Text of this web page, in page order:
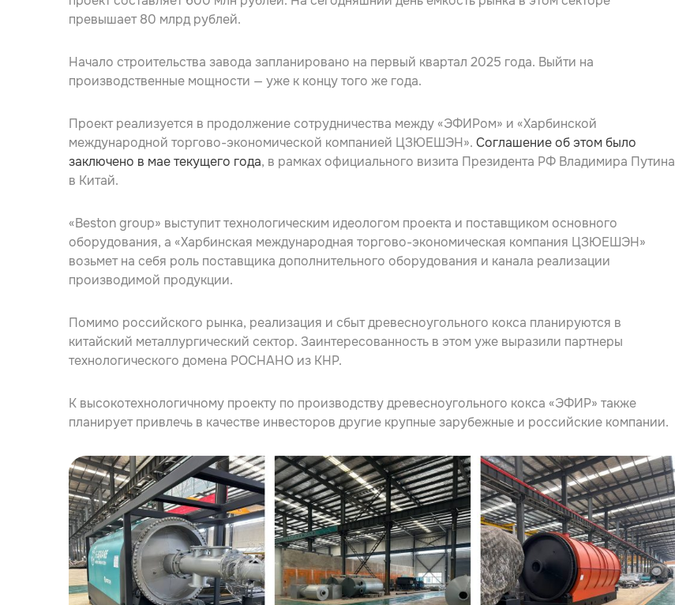
превышает 80 млрд рублей.
Начало строительства завода запланировано на первый квартал 2025 года. Выйти на
производственные мощности — уже к концу того же года.
Проект реализуется в продолжение сотрудничества между «ЭФИРом» и «Харбинской
международной торгово-экономической компанией ЦЗЮЕШЭН». Соглашение об этом было
заключено в мае текущего года, в рамках официального визита Президента РФ Владимира Путина
в Китай.
«Beston group» выступит технологическим идеологом проекта и поставщиком основного
оборудования, а «Харбинская международная торгово-экономическая компания ЦЗЮЕШЭН»
возьмет на себя роль поставщика дополнительного оборудования и канала реализации
производимой продукции.
Помимо российского рынка, реализация и сбыт древесноугольного кокса планируются в
китайский металлургический сектор. Заинтересованность в этом уже выразили партнеры
технологического домена РОСНАНО из КНР.
К высокотехнологичному проекту по производству древесноугольного кокса «ЭФИР» также
планирует привлечь в качестве инвесторов другие крупные зарубежные и российские компании.